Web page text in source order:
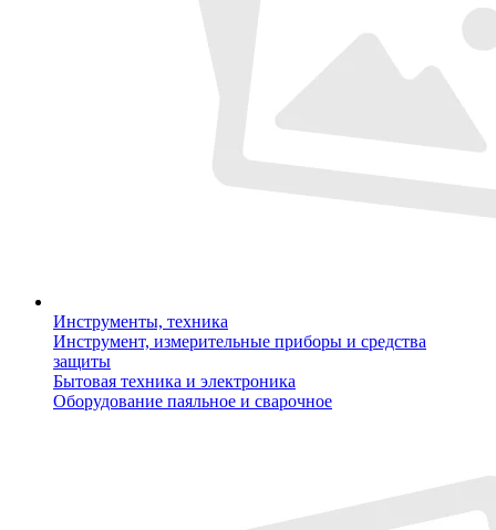
Инструменты, техника
Инструмент, измерительные приборы и средства
защиты
Бытовая техника и электроника
Оборудование паяльное и сварочное